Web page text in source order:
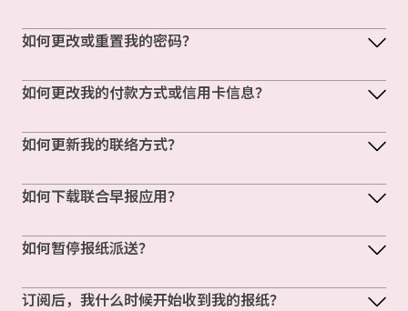
如何更改或重置我的密码？
如何更改我的付款方式或信用卡信息？
如何更新我的联络方式？
如何下载联合早报应用？
如何暂停报纸派送？
订阅后，我什么时候开始收到我的报纸？